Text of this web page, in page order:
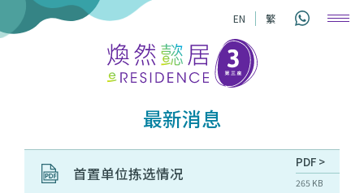
EN 繁
最新消息
首置单位拣选情况
PDF >
265 KB